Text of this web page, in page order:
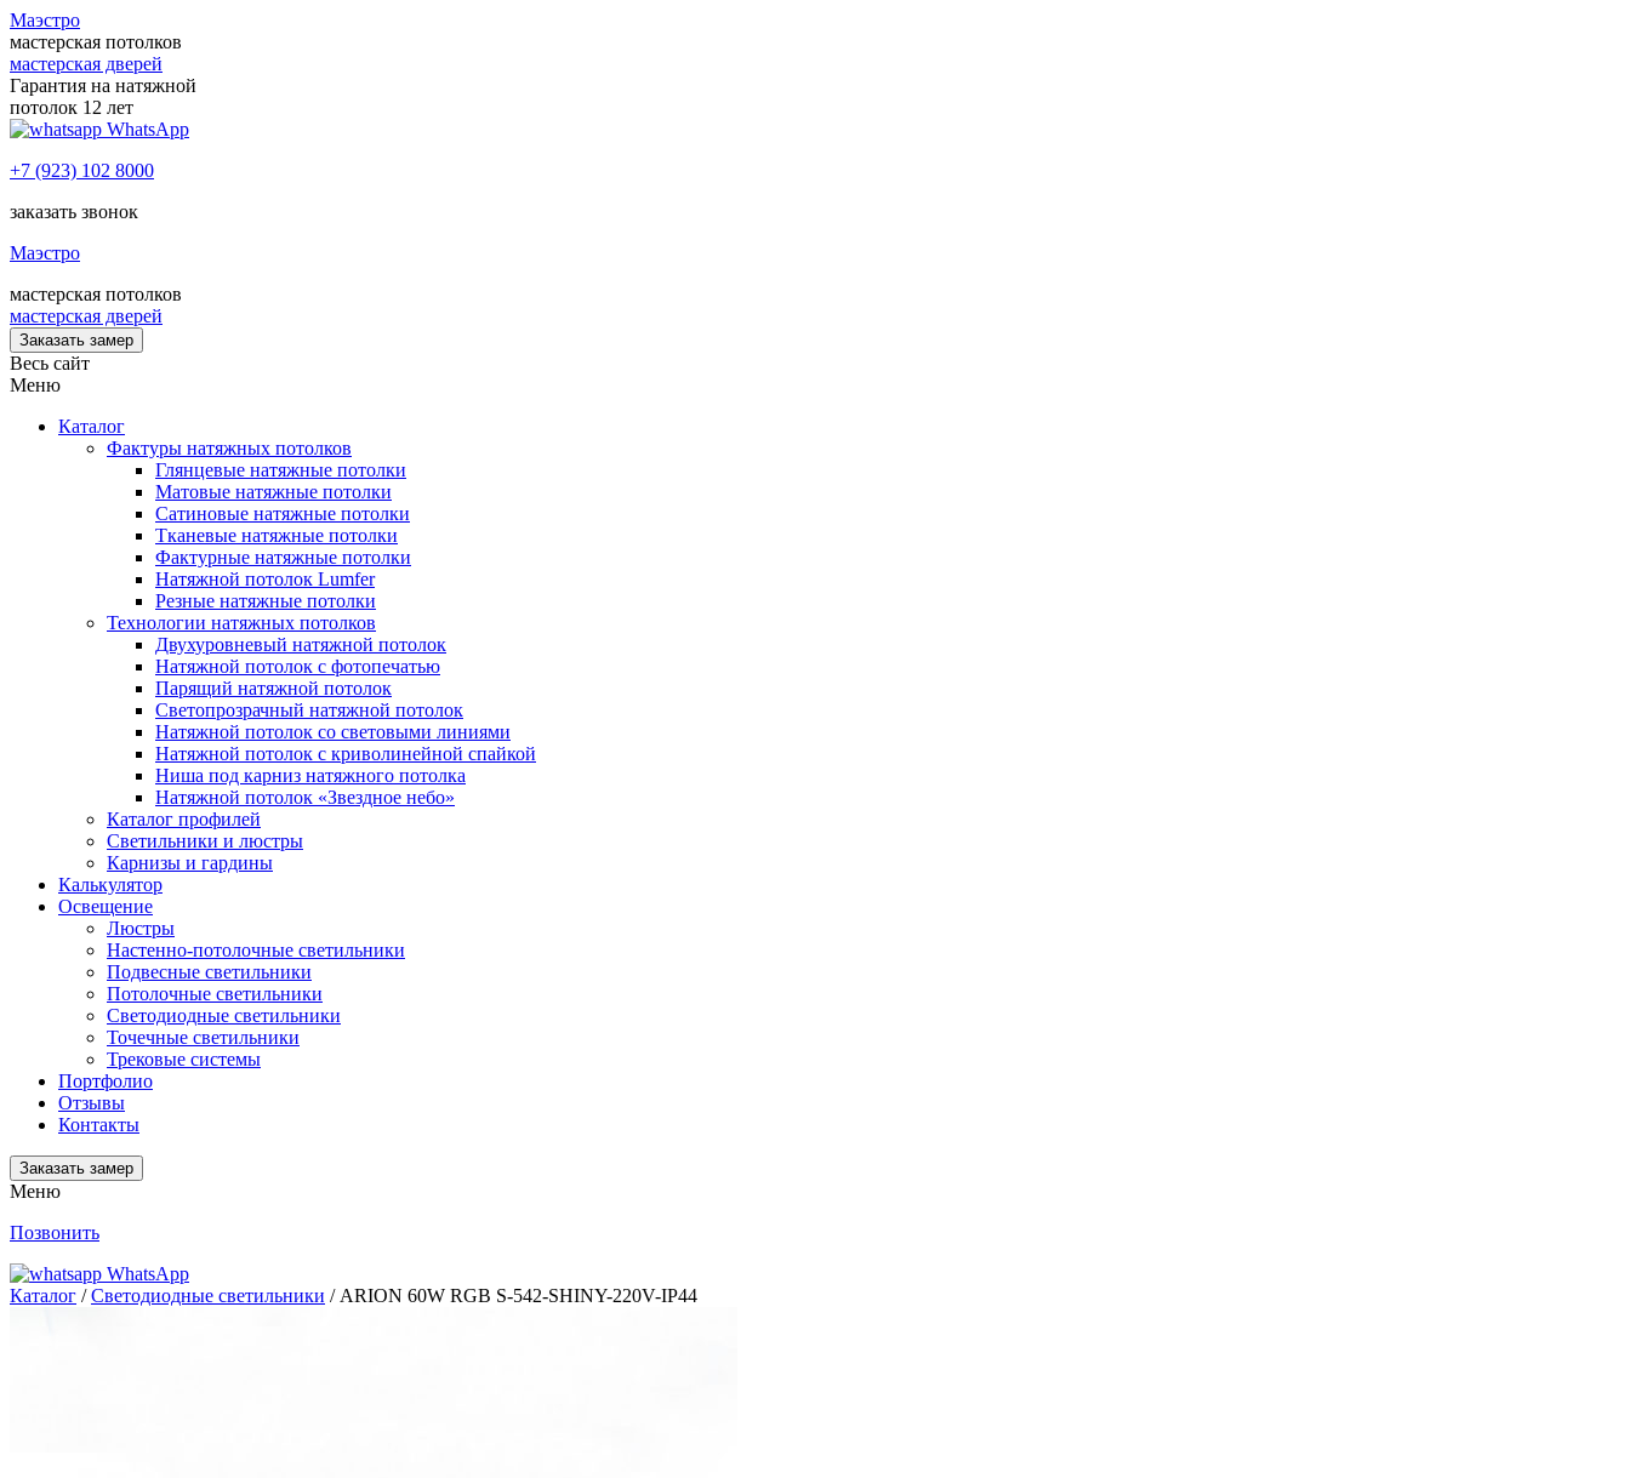
Маэстро
мастерская потолков
мастерская дверей
Гарантия на натяжной
потолок 12 лет
WhatsApp
+7 (923) 102 8000
заказать звонок
Маэстро
мастерская потолков
мастерская дверей
Заказать замер
Весь сайт
Меню
Каталог
Фактуры натяжных потолков
Глянцевые натяжные потолки
Матовые натяжные потолки
Сатиновые натяжные потолки
Тканевые натяжные потолки
Фактурные натяжные потолки
Натяжной потолок Lumfer
Резные натяжные потолки
Технологии натяжных потолков
Двухуровневый натяжной потолок
Натяжной потолок с фотопечатью
Парящий натяжной потолок
Светопрозрачный натяжной потолок
Натяжной потолок со световыми линиями
Натяжной потолок с криволинейной спайкой
Ниша под карниз натяжного потолка
Натяжной потолок «Звездное небо»
Каталог профилей
Светильники и люстры
Карнизы и гардины
Калькулятор
Освещение
Люстры
Настенно-потолочные светильники
Подвесные светильники
Потолочные светильники
Светодиодные светильники
Точечные светильники
Трековые системы
Портфолио
Отзывы
Контакты
Заказать замер
Меню
Позвонить
WhatsApp
Каталог /Светодиодные светильники / ARION 60W RGB S-542-SHINY-220V-IP44